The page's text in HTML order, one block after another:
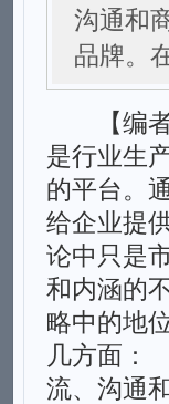
沟通和
品牌。
【编者
是行业生
的平台。
给企业提
论中只是
和内涵的
略中的地
几方面：
流、沟通